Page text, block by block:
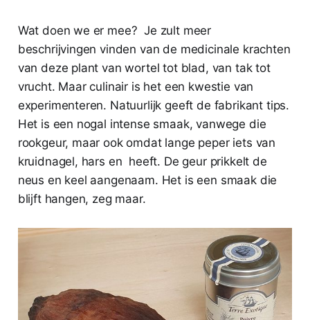
Wat doen we er mee? Je zult meer
beschrijvingen vinden van de medicinale krachten
van deze plant van wortel tot blad, van tak tot
vrucht. Maar culinair is het een kwestie van
experimenteren. Natuurlijk geeft de fabrikant tips.
Het is een nogal intense smaak, vanwege die
rookgeur, maar ook omdat lange peper iets van
kruidnagel, hars en heeft. De geur prikkelt de
neus en keel aangenaam. Het is een smaak die
blijft hangen, zeg maar.